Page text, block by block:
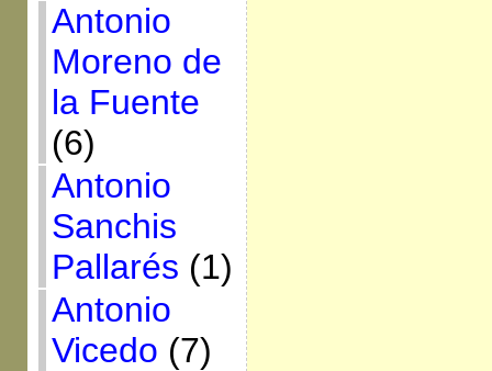
Antonio
Moreno de
la Fuente
(6)
Antonio
Sanchis
Pallarés (1)
Antonio
Vicedo (7)